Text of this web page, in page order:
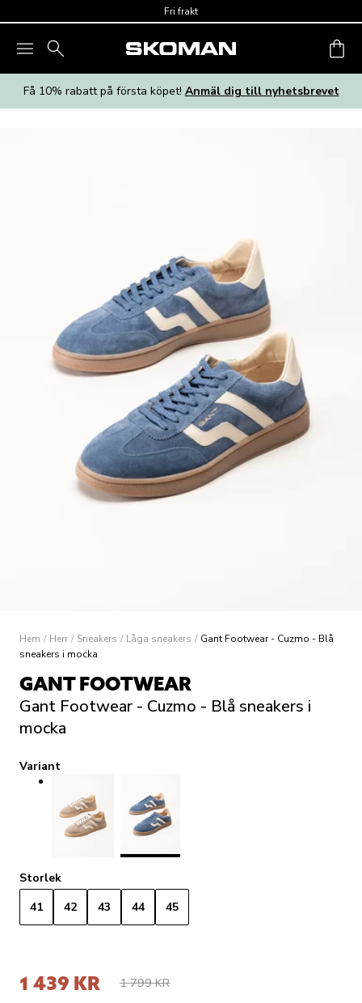
Fri frakt
Få 10% rabatt på första köpet! Anmäl dig till nyhetsbrevet
Hem / Herr / Sneakers / Låga sneakers / Gant Footwear - Cuzmo - Blå
sneakers i mocka
GANT FOOTWEAR
Gant Footwear - Cuzmo - Blå sneakers i
mocka
Variant
Storlek
41
42 43 44 45
1 439 KR 1 799 KR